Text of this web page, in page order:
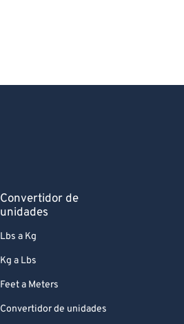
Convertidor de
unidades
Lbs a Kg
Kg a Lbs
Feet a Meters
Convertidor de unidades